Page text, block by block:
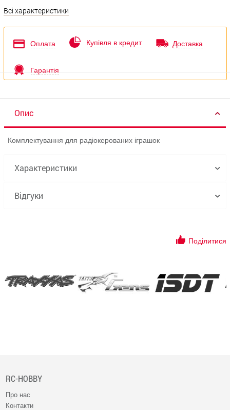
Всі характеристики
Оплата Купівля в кредит Доставка
Гарантія
Опис
Комплектування для радіокерованих іграшок
Характеристики
Відгуки
Поділитися
RC-HOBBY
Про нас
Контакти